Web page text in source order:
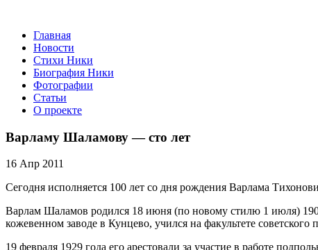
Главная
Новости
Стихи Ники
Биография Ники
Фотографии
Статьи
О проекте
Варламу Шаламову — сто лет
16 Апр 2011
Сегодня исполняется 100 лет со дня рождения Варлама
Варлам Шаламов родился 18 июня (по новому стилю 1 июля)
кожевенном заводе в Кунцево, учился на факультете советского
19 февраля 1929 года его арестовали за участие в работе